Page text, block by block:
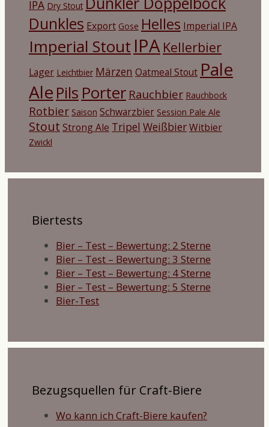
IPA Dry Stout
Dunkles Export Gose Helles Imperial IPA
Imperial Stout IPA Kellerbier
Lager Leichtbier Märzen Oatmeal Stout Pale
Ale Pils Porter Rauchbier Rauchbock
Rotbier Saison Schwarzbier Session Pale Ale
Stout Strong Ale Tripel WeißbierWitbier
Zwickl
Biertests
Bier – Test – Bewertung: 2 Sterne
Bier – Test – Bewertung: 3 Sterne
Bier – Test – Bewertung: 4 Sterne
Bier – Test – Bewertung: 5 Sterne
Bier-Test
Bezugsquellen für Craft-Biere
Wo kann ich Craft-Biere kaufen?